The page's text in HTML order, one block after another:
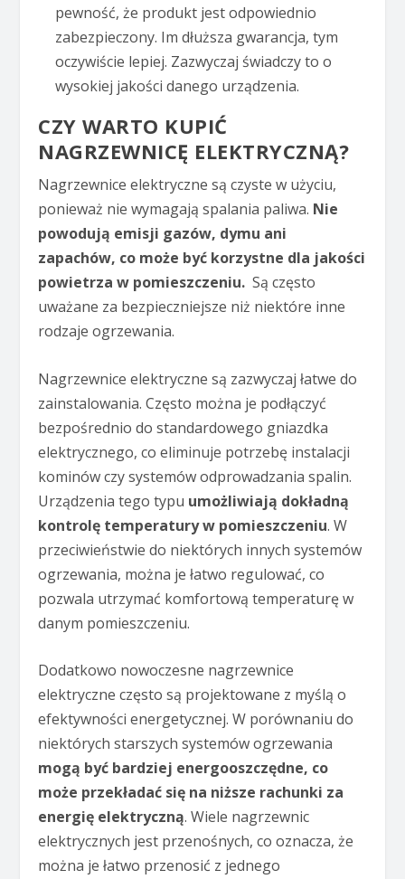
pewność, że produkt jest odpowiednio
zabezpieczony. Im dłuższa gwarancja, tym
oczywiście lepiej. Zazwyczaj świadczy to o
wysokiej jakości danego urządzenia.
CZY WARTO KUPIĆ
NAGRZEWNICĘ ELEKTRYCZNĄ?
Nagrzewnice elektryczne są czyste w użyciu,
ponieważ nie wymagają spalania paliwa. Nie
powodują emisji gazów, dymu ani
zapachów, co może być korzystne dla jakości
powietrza w pomieszczeniu. Są często
uważane za bezpieczniejsze niż niektóre inne
rodzaje ogrzewania.
Nagrzewnice elektryczne są zazwyczaj łatwe do
zainstalowania. Często można je podłączyć
bezpośrednio do standardowego gniazdka
elektrycznego, co eliminuje potrzebę instalacji
kominów czy systemów odprowadzania spalin.
Urządzenia tego typu umożliwiają dokładną
kontrolę temperatury w pomieszczeniu. W
przeciwieństwie do niektórych innych systemów
ogrzewania, można je łatwo regulować, co
pozwala utrzymać komfortową temperaturę w
danym pomieszczeniu.
Dodatkowo nowoczesne nagrzewnice
elektryczne często są projektowane z myślą o
efektywności energetycznej. W porównaniu do
niektórych starszych systemów ogrzewania
mogą być bardziej energooszczędne, co
może przekładać się na niższe rachunki za
energię elektryczną. Wiele nagrzewnic
elektrycznych jest przenośnych, co oznacza, że
można je łatwo przenosić z jednego